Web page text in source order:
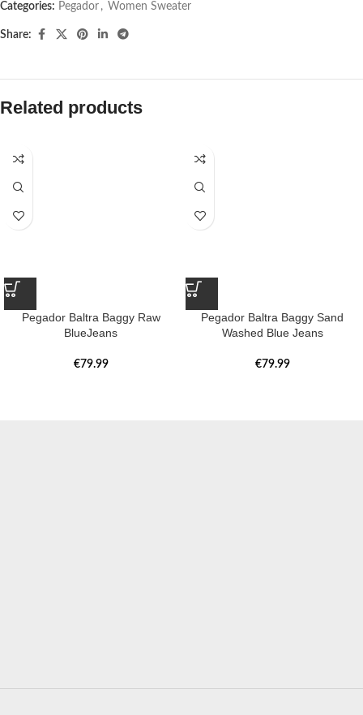
Categories: Pegador​ , Women Sweater
Share:
Related products
Pegador Baltra Baggy Raw
BlueJeans
€79.99
Pegador Baltra Baggy Sand
Washed Blue Jeans
€79.99